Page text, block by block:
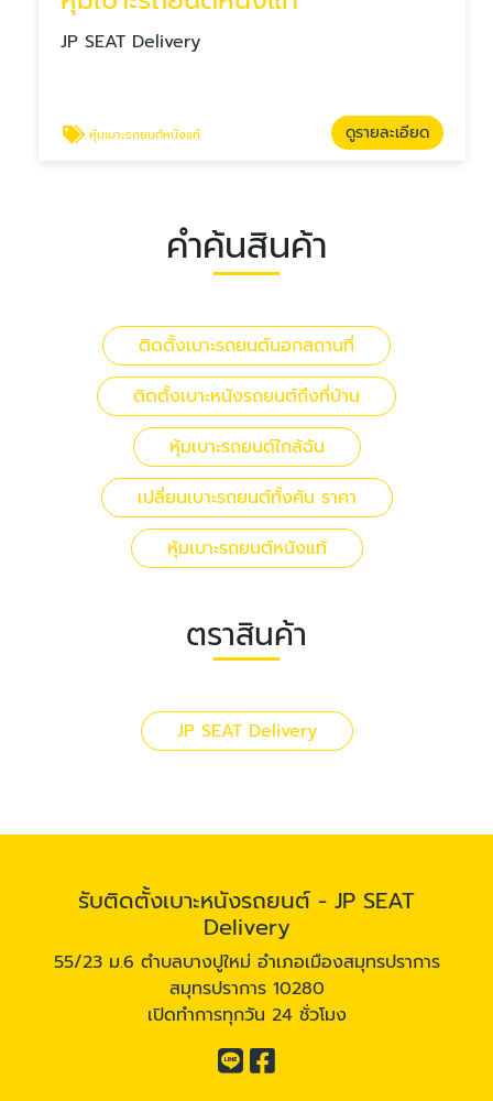
JP SEAT Delivery
หุ้มเบาะรถยนต์หนังแท้ ดูรายละเอียด
คำค้นสินค้า
ติดตั้งเบาะรถยนต์นอกสถานที่
ติดตั้งเบาะหนังรถยนต์ถึงที่บ้าน
หุ้มเบาะรถยนต์ใกล้ฉัน
เปลี่ยนเบาะรถยนต์ทั้งคัน ราคา
หุ้มเบาะรถยนต์หนังแท้
ตราสินค้า
JP SEAT Delivery
รับติดตั้งเบาะหนังรถยนต์ - JP SEAT
Delivery
55/23 ม.6 ตำบลบางปูใหม่ อำเภอเมืองสมุทรปราการ
สมุทรปราการ 10280
เปิดทำการทุกวัน 24 ชั่วโมง